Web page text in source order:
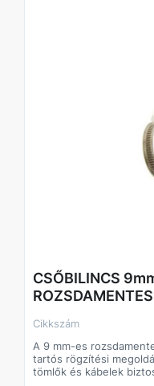
CSŐBILINCS
Cikkszám
A 9 mm-es
tartós rögzítési
tömlők és kábelek